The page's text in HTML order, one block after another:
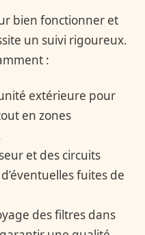
bien fonctionner et
un suivi rigoureux.
:
extérieure pour
en zones
et des circuits
fuites de
des filtres dans